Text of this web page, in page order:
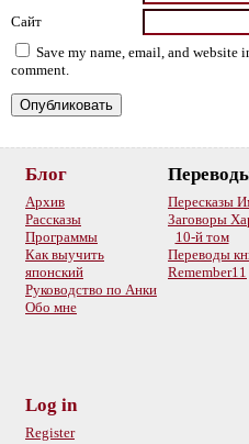
Сайт
Save my name, email, and website
comment.
Блог
Архив
Рассказы
Программы
Как выучить
японский
Руководство по Анки
Обо мне
Пересказы
Заговоры
10-й том
Переводы
Remember11
Log in
Register